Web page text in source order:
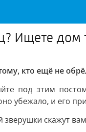
Ищете
кто ещё не
под этим
убежало, и его
скажут